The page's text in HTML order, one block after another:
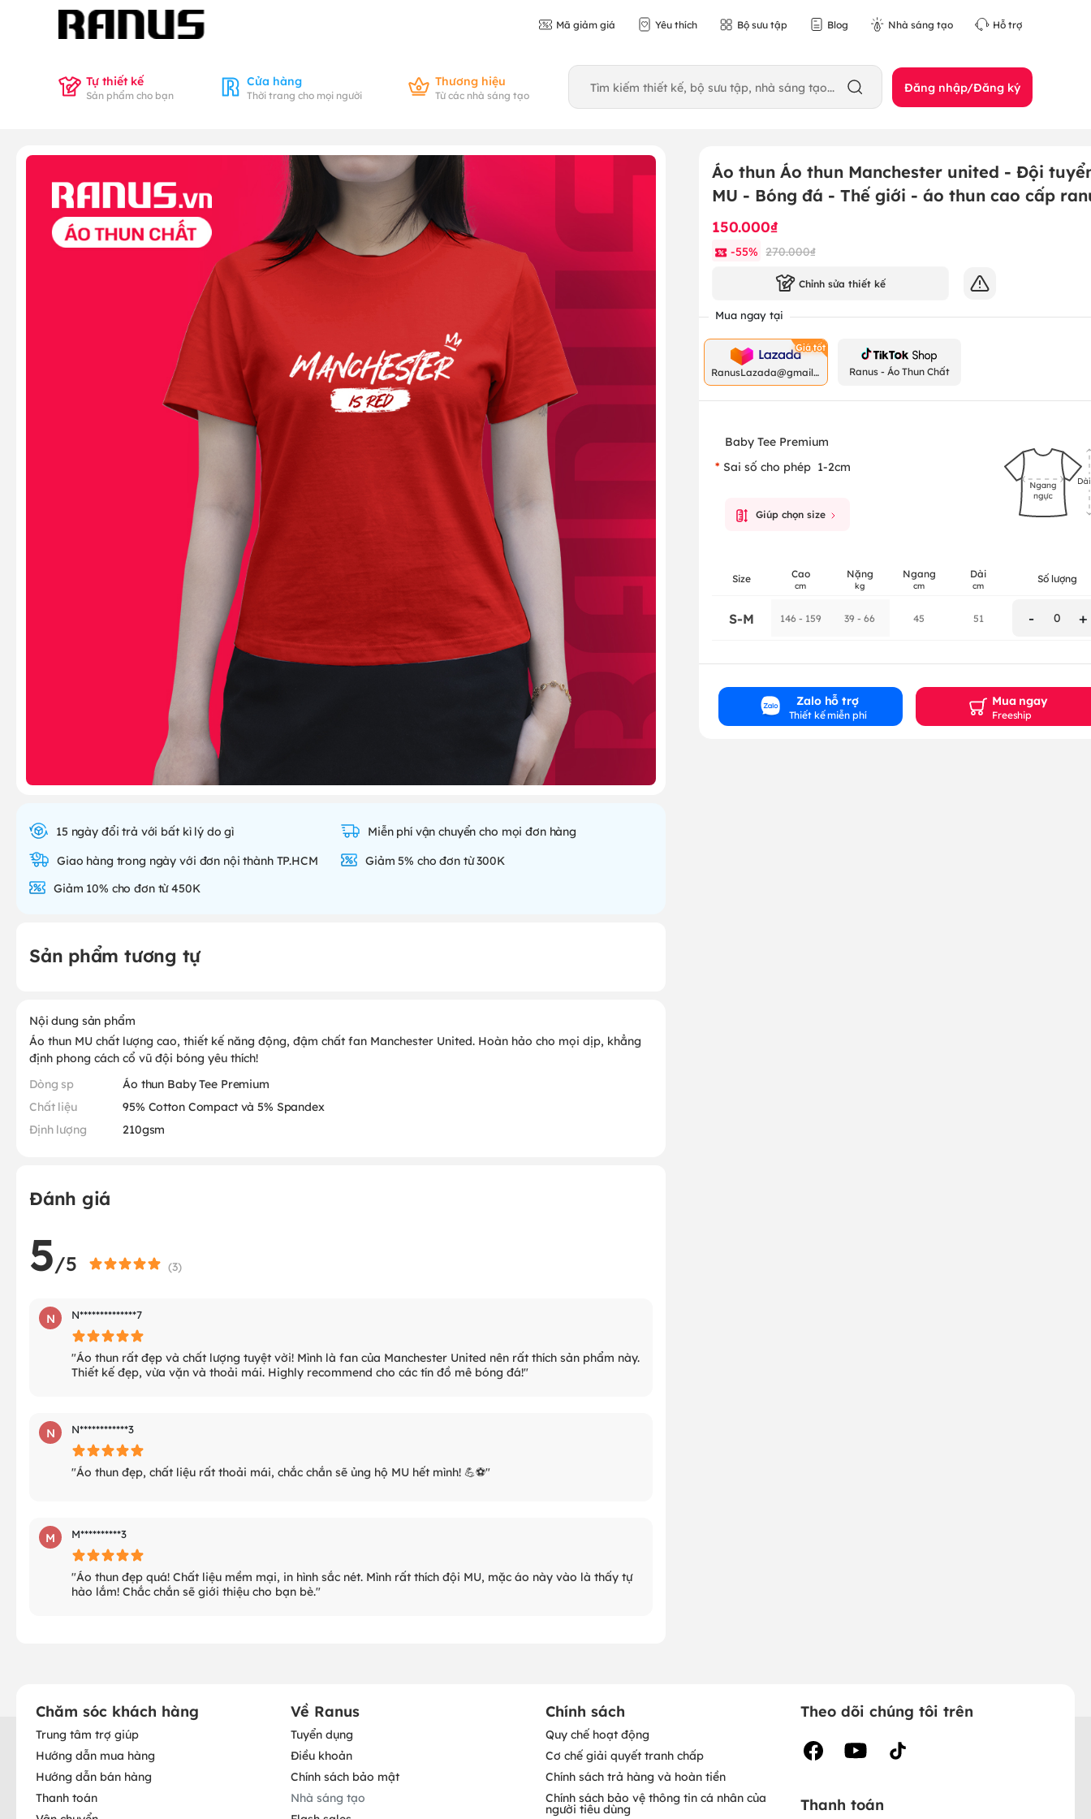
Mã giảm giá Yêu thích Bộ sưu tập Blog Nhà sáng tạo Hỗ trợ
Tự thiết kế
Sản phẩm cho bạn
Cửa hàng
Thời trang cho mọi người
Thương hiệu
Từ các nhà sáng tạo Đăng nhập/Đăng ký
15 ngày đổi trả với bất kì lý do gì
Miễn phí vận chuyển cho mọi đơn hàng
Giao hàng trong ngày với đơn nội thành TP.HCM
Giảm 5% cho đơn từ 300K
Giảm 10% cho đơn từ 450K
Sản phẩm tương tự
Nội dung sản phẩm
Áo thun MU chất lượng cao, thiết kế năng động, đậm chất fan Manchester United. Hoàn hảo cho mọi dịp, khẳng
định phong cách cổ vũ đội bóng yêu thích!
Dòng sp
Áo thun Baby Tee Premium
Chất liệu
95% Cotton Compact và 5% Spandex
Định lượng
210gsm
Đánh giá
5/5 (3)
N N**************7
"Áo thun rất đẹp và chất lượng tuyệt vời! Mình là fan của Manchester United nên rất thích sản phẩm này.
Thiết kế đẹp, vừa vặn và thoải mái. Highly recommend cho các tín đồ mê bóng đá!"
N N************3
"Áo thun đẹp, chất liệu rất thoải mái, chắc chắn sẽ ủng hộ MU hết mình! 💪⚽️"
M M**********3
"Áo thun đẹp quá! Chất liệu mềm mại, in hình sắc nét. Mình rất thích đội MU, mặc áo này vào là thấy tự
hào lắm! Chắc chắn sẽ giới thiệu cho bạn bè."
Áo thun Áo thun Manchester united - Đội
MU - Bóng đá - Thế giới - áo thun cao cấp
150.000₫
-55% 270.000₫
Chỉnh sửa thiết kế
Mua ngay tại
RanusLazada@gmail.
com
Ranus - Áo Thun Chất
Baby Tee Premium
Sai số cho phép 1-2cm
Giúp chọn size
Size Cao
cm
Nặng
kg
Ngang
cm
Dài
cm Số lượng
S-M 146 - 159 39 - 66 45 51 - 0 +
Zalo hỗ trợ
Thiết kế miễn phí
Mua ngay
Freeship
Chăm sóc khách hàng
Trung tâm trợ giúp
Hướng dẫn mua hàng
Hướng dẫn bán hàng
Thanh toán
Về Ranus
Tuyển dụng
Điều khoản
Chính sách bảo mật
Nhà sáng tạo
Chính sách
Quy chế hoạt động
Cơ chế giải quyết tranh chấp
Chính sách trả hàng và hoàn tiền
Chính sách bảo vệ thông tin cá nhân của
người tiêu dùng
Theo dõi chúng tôi trên
Thanh toán